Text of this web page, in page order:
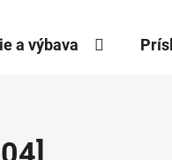
a výbava